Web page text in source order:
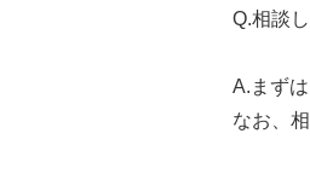
Q.相談
A.まず
なお、